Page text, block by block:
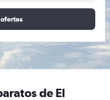
de El